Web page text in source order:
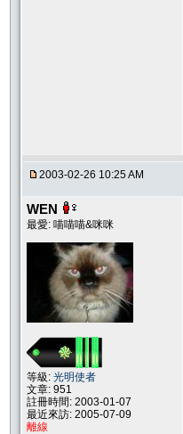
2003-02-26 10:25 AM
WEN
最愛: 喵喵喵&咪咪
等級: 光明使者
文章: 951
註冊時間: 2003-01-07
最近來訪: 2005-07-09
離線